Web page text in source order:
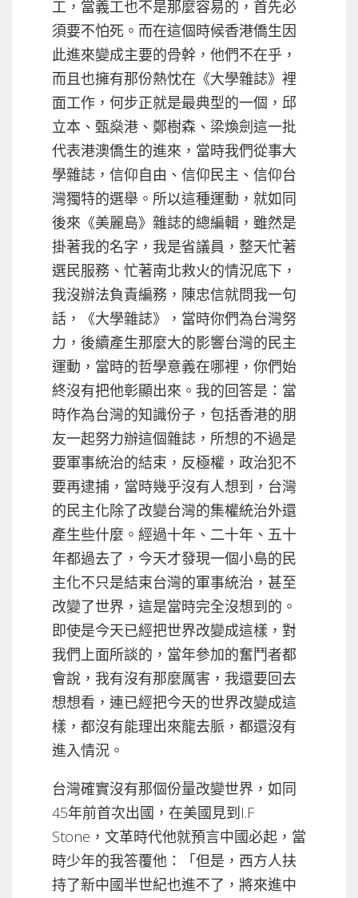
工，當義工也不是那麼容易的，首先必
須要不怕死。而在這個時候香港僑生因
此進來變成主要的骨幹，他們不在乎，
而且也擁有那份熱忱在《大學雜誌》裡
面工作，何步正就是最典型的一個，邱
立本、甄燊港、鄭樹森、梁煥劍這一批
代表港澳僑生的進來，當時我們從事大
學雜誌，信仰自由、信仰民主、信仰台
灣獨特的選舉。所以這種運動，就如同
後來《美麗島》雜誌的總編輯，雖然是
掛著我的名字，我是省議員，整天忙著
選民服務、忙著南北救火的情況底下，
我沒辦法負責編務，陳忠信就問我一句
話，《大學雜誌》，當時你們為台灣努
力，後續產生那麼大的影響台灣的民主
運動，當時的哲學意義在哪裡，你們始
終沒有把他彰顯出來。我的回答是：當
時作為台灣的知識份子，包括香港的朋
友一起努力辦這個雜誌，所想的不過是
要軍事統治的結束，反極權，政治犯不
要再逮捕，當時幾乎沒有人想到，台灣
的民主化除了改變台灣的集權統治外還
產生些什麼。經過十年、二十年、五十
年都過去了，今天才發現一個小島的民
主化不只是結束台灣的軍事統治，甚至
改變了世界，這是當時完全沒想到的。
即使是今天已經把世界改變成這樣，對
我們上面所談的，當年參加的奮鬥者都
會說，我有沒有那麼厲害，我還要回去
想想看，連已經把今天的世界改變成這
樣，都沒有能理出來龍去脈，都還沒有
進入情況。
台灣確實沒有那個份量改變世界，如同
45年前首次出國，在美國見到I.F
Stone，文革時代他就預言中國必起，當
時少年的我答覆他：「但是，西方人扶
持了新中國半世紀也進不了，將來進中